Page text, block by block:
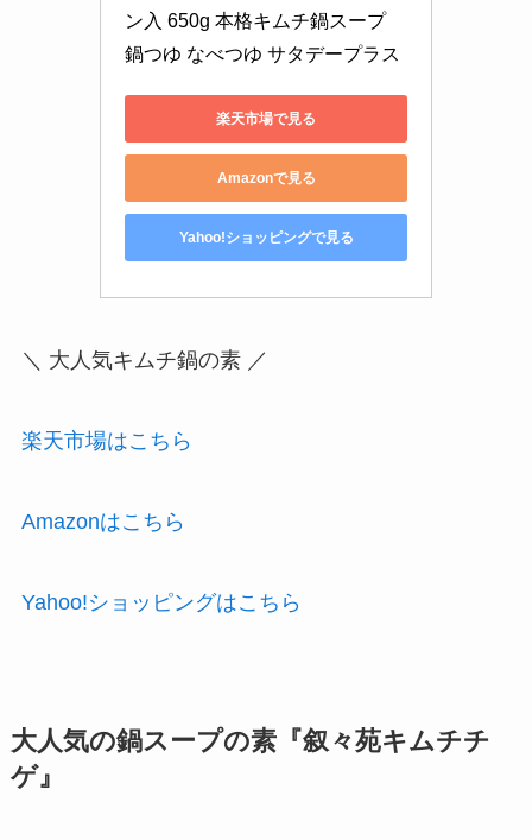
ン入 650g 本格キムチ鍋スープ
鍋つゆ なべつゆ サタデープラス
楽天市場で見る
Amazonで見る
Yahoo!ショッピングで見る
＼ 大人気キムチ鍋の素 ／
楽天市場はこちら
Amazonはこちら
Yahoo!ショッピングはこちら
大人気の鍋スープの素『叙々苑キムチチ
ゲ』